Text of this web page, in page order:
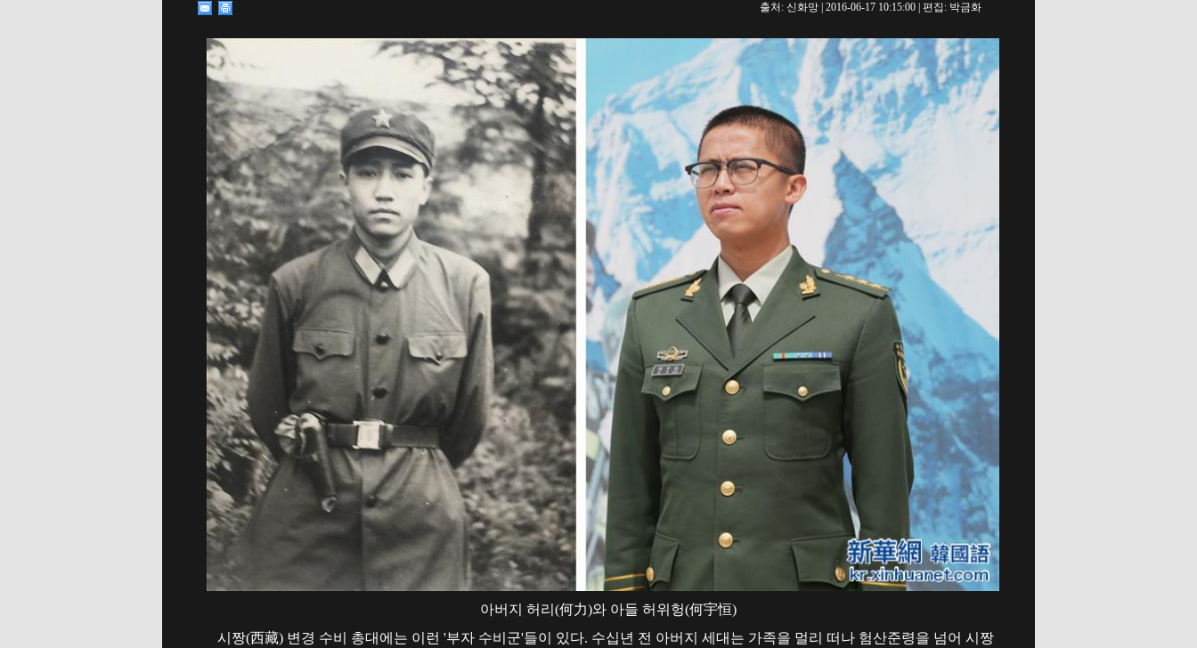
출처: 신화망 | 2016-06-17 10:15:00 | 편집: 박금화
아버지 허리(何力)와 아들 허위헝(何宇恒)
시짱(西藏) 변경 수비 총대에는 이런 '부자 수비군'들이 있다. 수십년 전 아버지 세대는 가족을 멀리 떠나 험산준령을 넘어 시짱